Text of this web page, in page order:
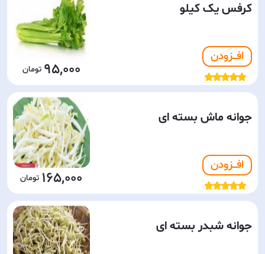
کرفس یک کیلو
افـــزودن
95,000
جوانه ماش بسته ای
افـــزودن
165,000
جوانه شبدر بسته ای